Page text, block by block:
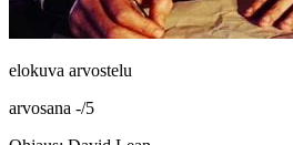
elokuva arvostelu
arvosana -/5